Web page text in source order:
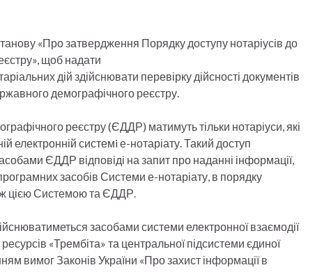
«Про затвердження Порядку доступу нотаріусів до
щоб надати
дій здійснювати перевірку дійсності документів
демографічного реєстру.
реєстру (ЄДДР) матимуть тільки нотаріуси, які
електронній системi е-нотаріату. Такий доступ
ЄДДР відповіді на запит про наданні інформації,
засобів Системи е-нотаріату, в порядку
цією Системою та ЄДДР.
засобами системи електронної взаємодії
«Трембіта» та центральної підсистеми єдиної
вимог Законів України «Про захист інформації в